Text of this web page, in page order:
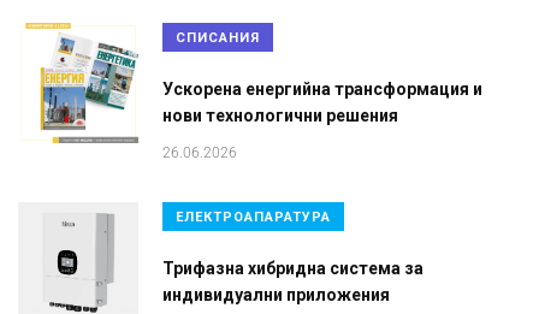
СПИСАНИЯ
Ускорена енергийна трансформация и
нови технологични решения
26.06.2026
ЕЛЕКТРОАПАРАТУРА
Трифазна хибридна система за
индивидуални приложения